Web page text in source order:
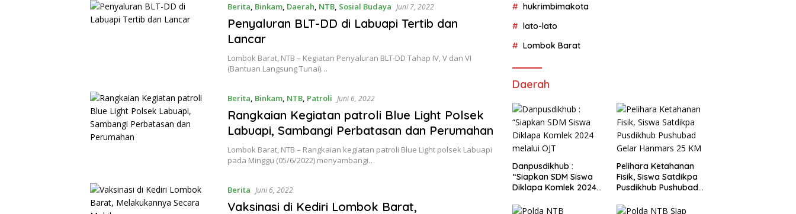
Berita Binkam, Daerah NTB, Sosial Budaya Juni 7, 2022
Penyaluran BLT-DD di Labuapi Tertib dan
Lancar
Lombok Barat, NTB – Kegiatan Penyaluran BLT-DD Tahap IV, V dan VI
(Bantuan Langsung Tunai)…
Berita Binkam, NTB, Patroli Juni 6, 2022
Rangkaian Kegiatan patroli Blue Light Polsek
Labuapi, Sambangi Perbatasan dan Perumahan
Lombok Barat, NTB – Rangkaian kegiatan patroli Blue Light polsek Labuapi
pada Minggu (05/6/2022) menyambangi…
Berita Juni 6, 2022
Vaksinasi di Kediri Lombok Barat,
hukrimbimakota
lato-lato
Lombok Barat
Daerah
Danpusdikhub :
“Siapkan SDM Siswa
Diklapa Komlek 2024
Pelihara Ketahanan
Fisik, Siswa Satdikpa
Pusdikhub Pushubad